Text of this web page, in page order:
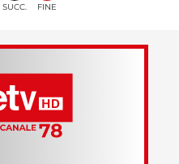
SUCC. FINE